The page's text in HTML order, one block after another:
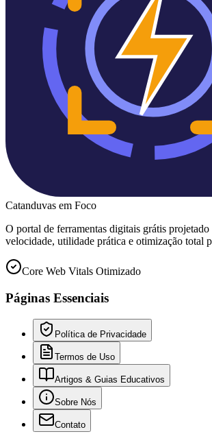
Catanduvas em Foco
O portal de ferramentas digitais grátis
velocidade, utilidade prática e otimização total
Core Web Vitals Otimizado
Páginas Essenciais
Política de Privacidade
Termos de Uso
Artigos & Guias Educativos
Sobre Nós
Contato